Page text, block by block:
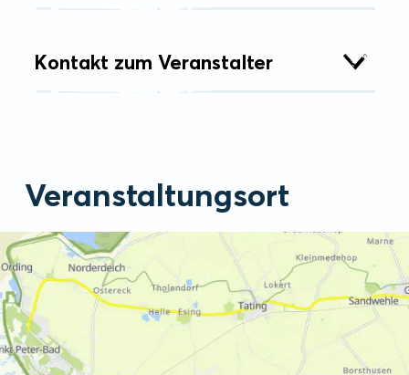
Kontakt zum Veranstalter
Veranstaltungsort